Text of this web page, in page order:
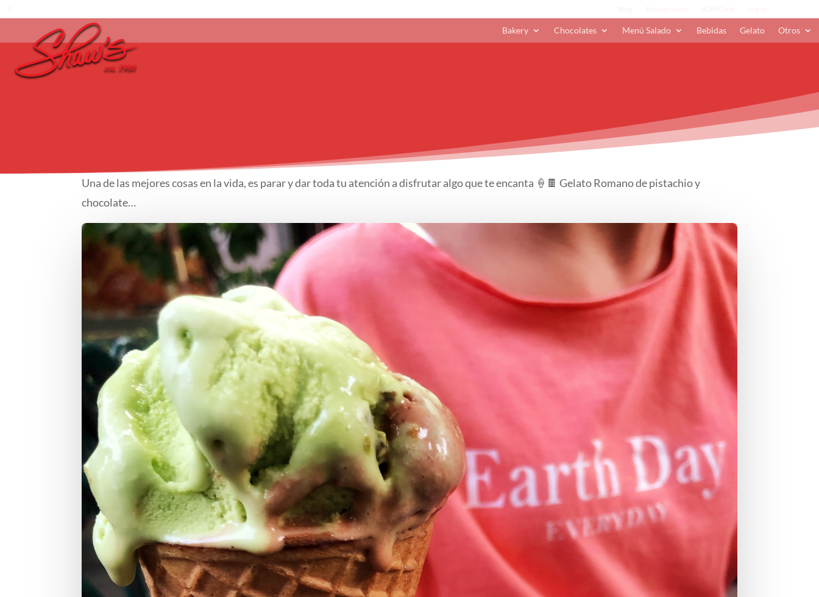
Bakery Chocolates Menú Salado Bebidas Gelato Otros
Una de las mejores cosas en la vida, es parar y dar toda tu atención a disfrutar algo que te encanta 🍦🍫 Gelato Romano de pistachio y
chocolate…